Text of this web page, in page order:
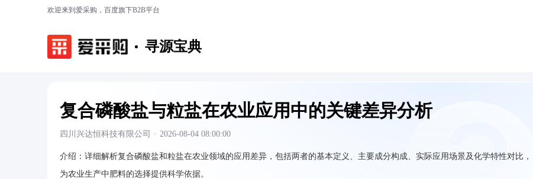
欢迎来到爱采购，百度旗下B2B平台
寻源宝典
复合磷酸盐与粒盐在农业应用中的关键差异分析
四川兴达恒科技有限公司 · 2026-08-04 08:00:00
介绍： 详细解析复合磷酸盐和粒盐在农业领域的应用差异，包括两者的基本定义、主要成分构成、实际应用场景及化学特性对比，
为农业生产中肥料的选择提供科学依据。